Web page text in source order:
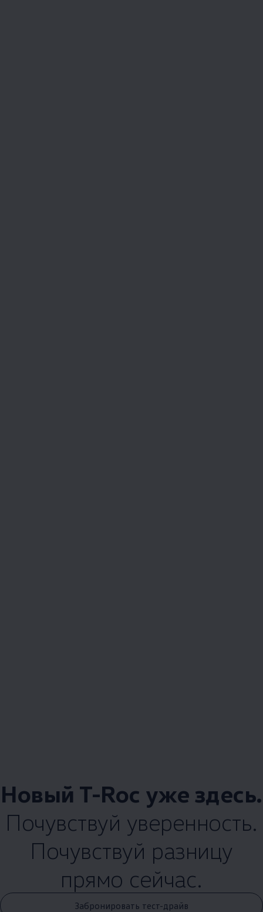
Новый T-Roc уже здесь.
Почувствуй уверенность.
Почувствуй разницу
прямо сейчас.
Забронировать тест-драйв